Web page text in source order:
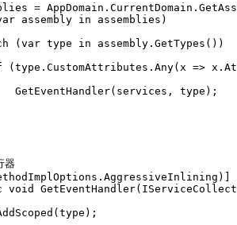
=
assembly in assemblies)
(var type in assembly.GetTypes())
(type.CustomAttributes.Any(x =>
GetEventHandler(services, type);
器
void